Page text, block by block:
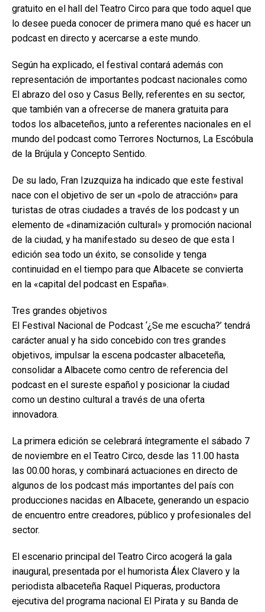
gratuito en el hall del Teatro Circo para que todo aquel que
lo desee pueda conocer de primera mano qué es hacer un
podcast en directo y acercarse a este mundo.
Según ha explicado, el festival contará además con
representación de importantes podcast nacionales como
El abrazo del oso y Casus Belly, referentes en su sector,
que también van a ofrecerse de manera gratuita para
todos los albaceteños, junto a referentes nacionales en el
mundo del podcast como Terrores Nocturnos, La Escóbula
de la Brújula y Concepto Sentido.
De su lado, Fran Izuzquiza ha indicado que este festival
nace con el objetivo de ser un «polo de atracción» para
turistas de otras ciudades a través de los podcast y un
elemento de «dinamización cultural» y promoción nacional
de la ciudad, y ha manifestado su deseo de que esta I
edición sea todo un éxito, se consolide y tenga
continuidad en el tiempo para que Albacete se convierta
en la «capital del podcast en España».
Tres grandes objetivos
El Festival Nacional de Podcast ‘¿Se me escucha?’ tendrá
carácter anual y ha sido concebido con tres grandes
objetivos, impulsar la escena podcaster albaceteña,
consolidar a Albacete como centro de referencia del
podcast en el sureste español y posicionar la ciudad
como un destino cultural a través de una oferta
innovadora.
La primera edición se celebrará íntegramente el sábado 7
de noviembre en el Teatro Circo, desde las 11.00 hasta
las 00.00 horas, y combinará actuaciones en directo de
algunos de los podcast más importantes del país con
producciones nacidas en Albacete, generando un espacio
de encuentro entre creadores, público y profesionales del
sector.
El escenario principal del Teatro Circo acogerá la gala
inaugural, presentada por el humorista Álex Clavero y la
periodista albaceteña Raquel Piqueras, productora
ejecutiva del programa nacional El Pirata y su Banda de